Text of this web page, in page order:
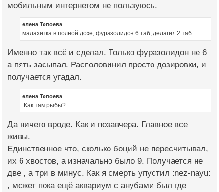
мобильным интернетом не пользуюсь.
елена Топоева
малахитка в полной дозе, фуразолидон 6 таб, делагил 2 таб.
Именно так всё и сделал. Только фуразолидон не 6
а пять засыпал. Располовинил просто дозировки, и
получается угадал.
елена Топоева
.Как там рыбы?
Да ничего вроде. Как и позавчера. Главное все
живы.
Единственное что, сколько боций не пересчитывал,
их 6 хвостов, а изначально было 9. Получается не
две , а три в минус. Как я смерть упустил :nez-nayu:
, может пока ещё аквариум с анубами был где